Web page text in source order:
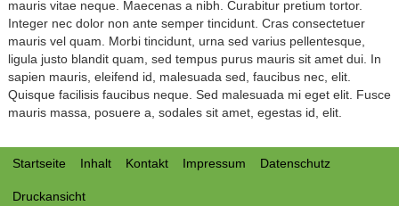
mauris vitae neque. Maecenas a nibh. Curabitur pretium tortor.
Integer nec dolor non ante semper tincidunt. Cras consectetuer
mauris vel quam. Morbi tincidunt, urna sed varius pellentesque,
ligula justo blandit quam, sed tempus purus mauris sit amet dui. In
sapien mauris, eleifend id, malesuada sed, faucibus nec, elit.
Quisque facilisis faucibus neque. Sed malesuada mi eget elit. Fusce
mauris massa, posuere a, sodales sit amet, egestas id, elit.
Startseite Inhalt Kontakt Impressum Datenschutz
Druckansicht